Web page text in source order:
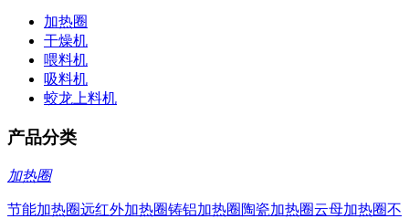
加热圈
干燥机
喂料机
吸料机
蛟龙上料机
产品分类
加热圈
节能加热圈远红外加热圈铸铝加热圈 陶瓷加热圈云母加热圈不